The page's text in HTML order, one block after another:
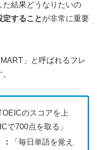
た結果どうなりたいの
定することが非常に重要
」と呼ばれるフレ
のスコアを上
で700点を取る」
「毎日単語を覚え